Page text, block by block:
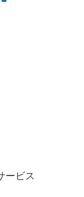
ービス